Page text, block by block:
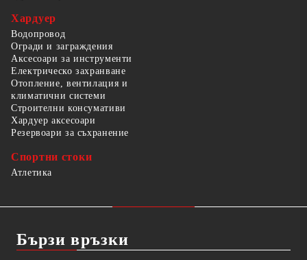
Хардуер
Водопровод
Огради и заграждения
Аксесоари за инструменти
Електрическо захранване
Отопление, вентилация и
климатични системи
Строителни консумативи
Хардуер аксесоари
Резервоари за съхранение
Спортни стоки
Атлетика
Бързи връзки